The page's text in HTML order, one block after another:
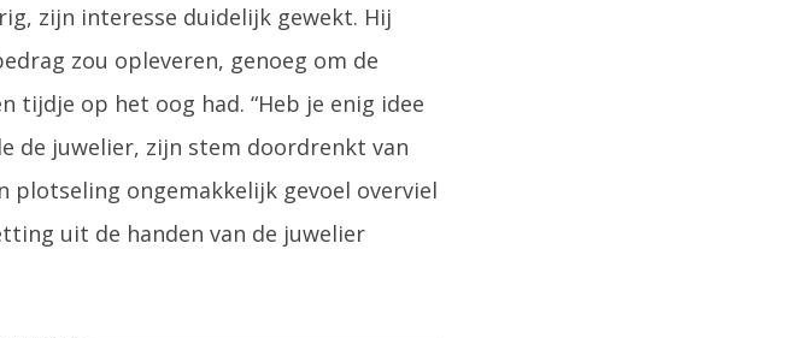
zijn interesse duidelijk gewekt. Hij
zou opleveren, genoeg om de
tijdje op het oog had. “Heb je enig idee
de juwelier, zijn stem doordrenkt van
plotseling ongemakkelijk gevoel overviel
uit de handen van de juwelier